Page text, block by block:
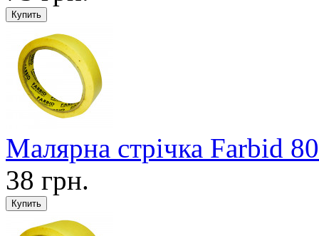
Малярна стрічка Farbid
38 грн.